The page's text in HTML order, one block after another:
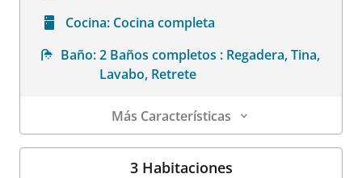
Cocina: Cocina completa
Baño: 2 Baños completos : Regadera, Tina,
Lavabo, Retrete
Más Características
Detalles de la habitación
3 Habitaciones